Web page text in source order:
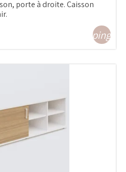
porte à droite. Caisson